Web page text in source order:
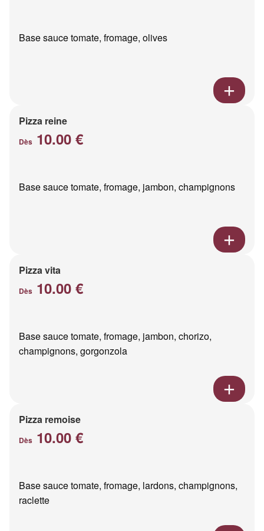
Base sauce tomate, fromage, olives
Pizza reine
Dès 10.00 €
Base sauce tomate, fromage, jambon, champignons
Pizza vita
Dès 10.00 €
Base sauce tomate, fromage, jambon, chorizo,
champignons, gorgonzola
Pizza remoise
Dès 10.00 €
Base sauce tomate, fromage, lardons, champignons,
raclette